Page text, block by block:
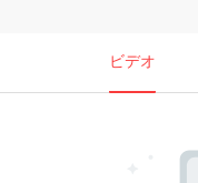
ビデオ